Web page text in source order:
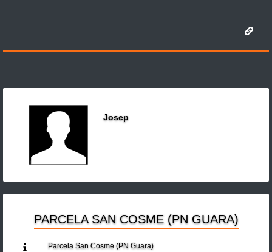
Josep
PARCELA SAN COSME (PN GUARA)
Parcela San Cosme (PN Guara)